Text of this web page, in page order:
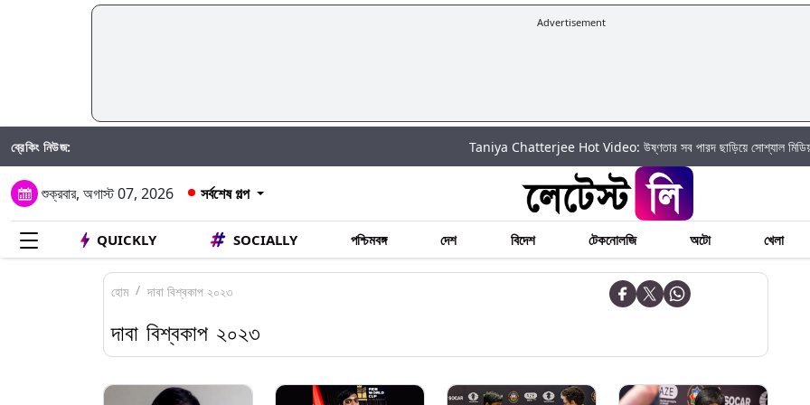
Advertisement
ব্রেকিং নিউজ: Taniya Chatterjee Hot Video: উষ্ণতার সব পারদ ছাড়িয়ে সোশ্যাল মিডিয়ায় আগুন
শুক্রবার, অগাস্ট 07, 2026 সর্বশেষ গল্প
QUICKLY SOCIALLY পশ্চিমবঙ্গ দেশ বিদেশ টেকনোলজি অটো খেলা
হোম দাবা বিশ্বকাপ ২০২৩
দাবা বিশ্বকাপ ২০২৩